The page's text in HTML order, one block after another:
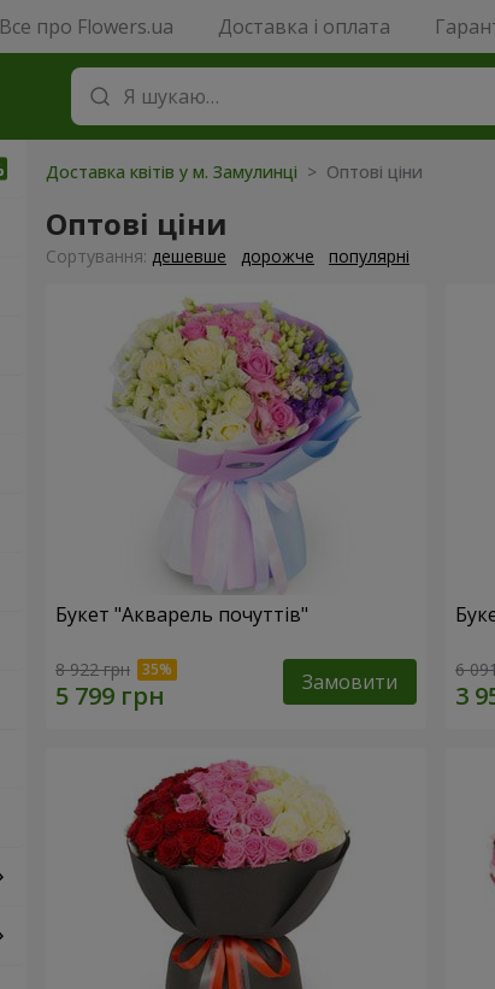
Все про Flowers.ua Доставка і оплата
Доставка квітів у м. Замулинці > Оптові ціни
Оптові ціни
Сортування: дешевше дорожче популярні
Букет "Акварель почуттів"
8 922 грн Замовити 6